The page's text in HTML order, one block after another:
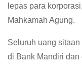
lepas para
Mahkamah Agung.
Seluruh uang
di Bank Mandiri